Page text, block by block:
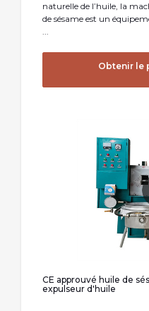
naturelle de l’huile, la
de sésame est un
...
Obtenir le
CE approuvé huile de
expulseur d'huile